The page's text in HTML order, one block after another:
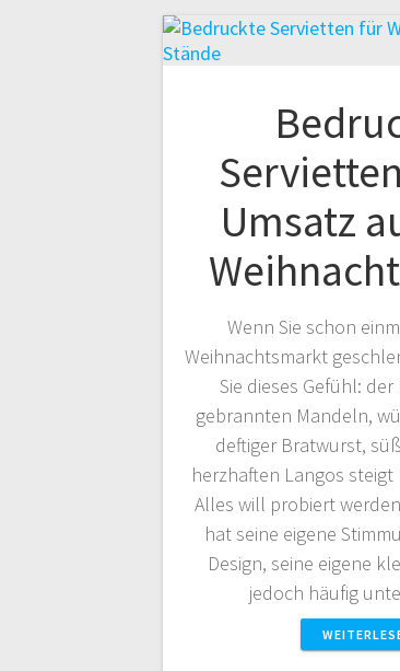
Umsatz
Wenn Sie schon
Weihnachtsmarkt
Sie dieses Gefühl:
gebrannten Mandeln,
deftiger Bratwurst,
herzhaften Langos steigt
Alles will probiert
hat seine eigene
Design, seine eigene
jedoch häufig